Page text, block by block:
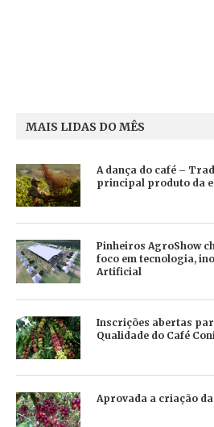
MAIS LIDAS DO MÊS
A dança do café –
principal produto da
Pinheiros AgroShow
foco em tecnologia,
Artificial
Inscrições abertas
Qualidade do Café
Aprovada a criação